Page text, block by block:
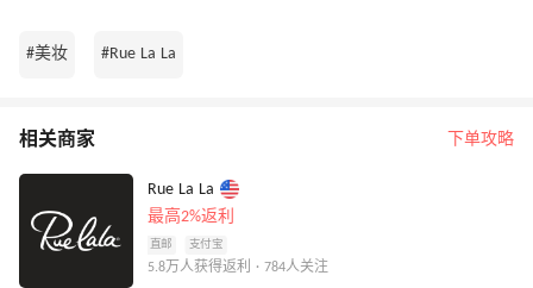
#美妆 #Rue La La
相关商家 下单攻略
Rue La La
最高2%返利
直邮 支付宝
5.8万人获得返利 · 784人关注